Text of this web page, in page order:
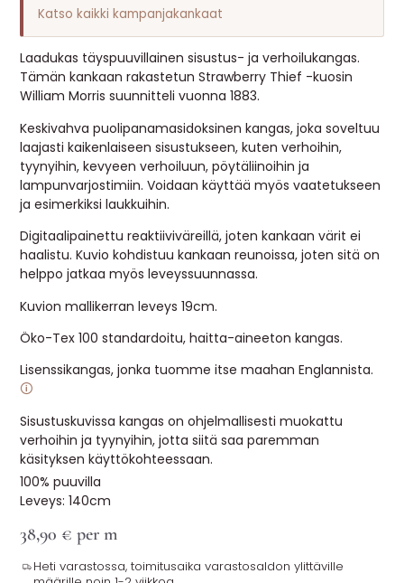
OHJEITA
USEIN KYSYTTYÄ
OTA YHTEYTTÄ
Katso kaikki kampanjakankaat
Laadukas täyspuuvillainen sisustus- ja verhoilukangas.
Tämän kankaan rakastetun Strawberry Thief -kuosin
William Morris suunnitteli vuonna 1883.
Keskivahva puolipanamasidoksinen kangas, joka soveltuu
laajasti kaikenlaiseen sisustukseen, kuten verhoihin,
tyynyihin, kevyeen verhoiluun, pöytäliinoihin ja
lampunvarjostimiin. Voidaan käyttää myös vaatetukseen
ja esimerkiksi laukkuihin.
Digitaalipainettu reaktiiviväreillä, joten kankaan värit ei
haalistu. Kuvio kohdistuu kankaan reunoissa, joten sitä on
helppo jatkaa myös leveyssuunnassa.
Kuvion mallikerran leveys 19cm.
Öko-Tex 100 standardoitu, haitta-aineeton kangas.
Lisenssikangas, jonka tuomme itse maahan Englannista.
🛈
Sisustuskuvissa kangas on ohjelmallisesti muokattu
verhoihin ja tyynyihin, jotta siitä saa paremman
käsityksen käyttökohteessaan.
100% puuvilla
Leveys: 140cm
38,90 € per m
Heti varastossa, toimitusaika varastosaldon ylittäville